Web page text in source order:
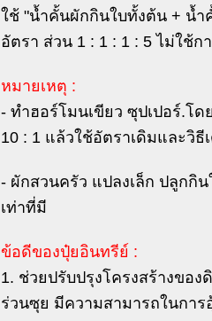
ใช้ "น้ำคั้นผักกินใบทั้งต้น + น้ำ
อัตรา ส่วน 1 : 1 : 1 : 5 ไม่ใช้
หมายเหตุ :
- ทำฮอร์โมนเขียว ซุปเปอร์.โ
10 : 1 แล้วใช้อัตราเดิมและวิธี
- ผักสวนครัว แปลงเล็ก ปลูกกิ
เท่าที่มี
ข้อดีของปุ๋ยอินทรีย์ :
1. ช่วยปรับปรุงโครงสร้างขอ
ร่วนซุย มีความสามารถในกา